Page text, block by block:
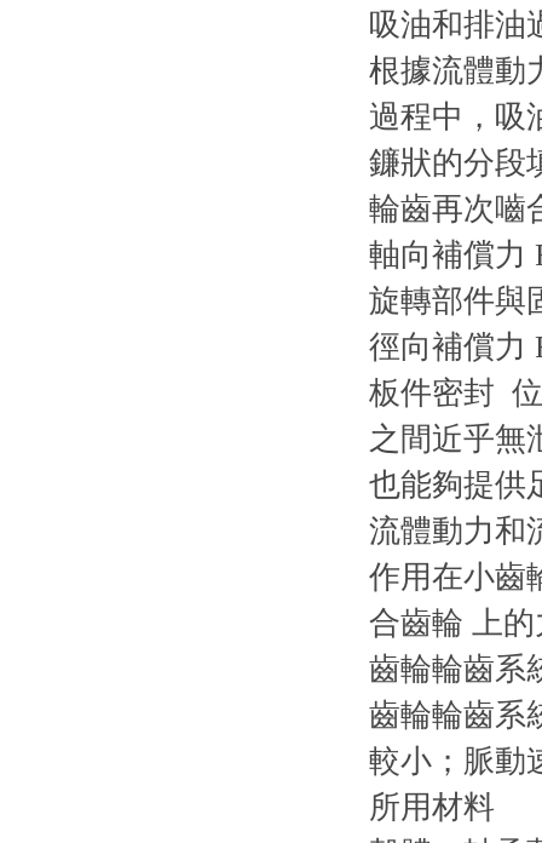
吸油和排油
根據流體動
過程中，吸
鐮狀的分段
輪齒再次嚙
軸向補償力
旋轉部件與
徑向補償力
板件密封
之間近乎無
也能夠提供
流體動力和
作用在小齒
合齒輪 上
齒輪輪齒系
齒輪輪齒系
較小；脈動
所用材料